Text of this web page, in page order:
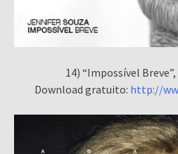
14) “Impossível
Download gratuito: http://